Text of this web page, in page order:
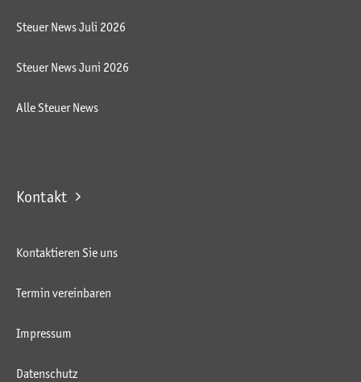
Steuer News Juli 2026
Steuer News Juni 2026
Alle Steuer News
Kontakt
Kontaktieren Sie uns
Termin vereinbaren
Impressum
Datenschutz